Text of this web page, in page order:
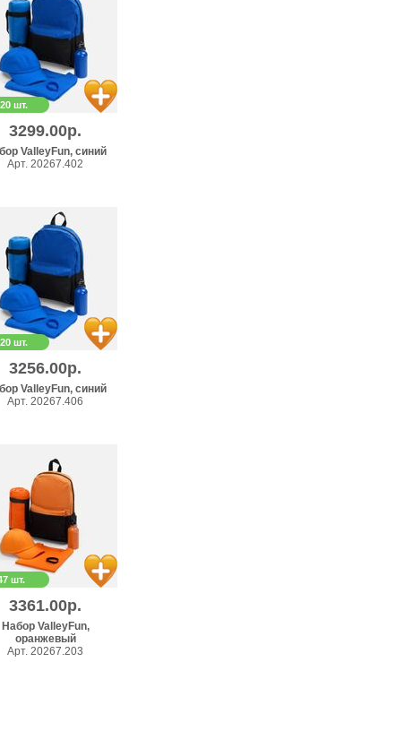
шт.
3299.00р.
ValleyFun, синий
Арт. 20267.402
шт.
3256.00р.
ValleyFun, синий
Арт. 20267.406
шт.
3361.00р.
Набор ValleyFun,
оранжевый
Арт. 20267.203